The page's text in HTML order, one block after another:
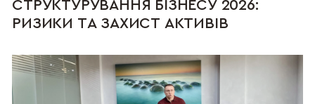
СТРУКТУРУВАННЯ БІЗНЕСУ 2026:
РИЗИКИ ТА ЗАХИСТ АКТИВІВ